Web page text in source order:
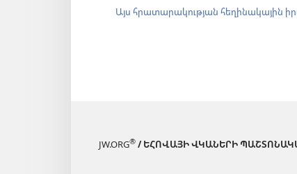
Այս հրատարակության հեղինակային
JW.ORG® / ԵՀՈՎԱՅԻ ՎԿԱՆԵՐԻ